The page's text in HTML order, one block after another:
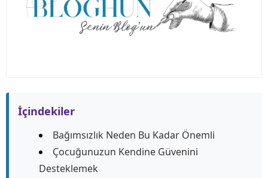
İçindekiler
Bağımsızlık Neden Bu Kadar Önemli
Çocuğunuzun Kendine Güvenini
Desteklemek